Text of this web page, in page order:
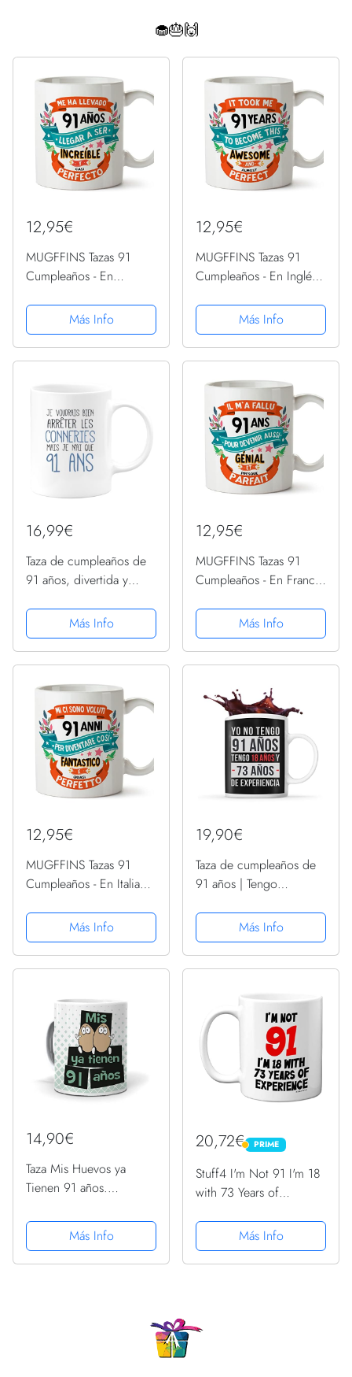
🧁🎂🙌
12,95€
MUGFFINS Tazas 91
Cumpleaños - En
91 años llegar a ser
increíble - 11 oz - Regalo
original y divertido
Más Info
12,95€
MUGFFINS Tazas 91
Cumpleaños - En Inglés -
become perfect - 11 oz -
Regalo original y
divertido
Más Info
16,99€
Taza de cumpleaños de
91 años, divertida y
color blancoMás Info
12,95€
MUGFFINS Tazas 91
Cumpleaños - En Francés
devenir aussi geniale - 11
oz - Regalo original y
divertido
Más Info
12,95€
MUGFFINS Tazas 91
Cumpleaños - En Italiano
anni per diventare cosi
fantastico - 11 oz -
Regalo original y
Más Info
19,90€
Taza de cumpleaños de
91 años | Tengo
original idea de regalo
para celebrar un
cumpleaños
Más Info
14,90€
Taza Mis Huevos ya
Tienen 91 años.
Más Info
20,72€ PRIME
PRIME
Stuff4 I'm Not 91 I'm 18
with 73 Years of
cerámica 11 oz, aptas
lavavajillas, regalos
broma mujeres hombres,
Más Info